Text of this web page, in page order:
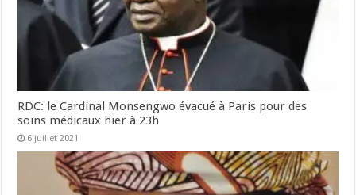
RDC: le Cardinal Monsengwo évacué à Paris pour des
soins médicaux hier à 23h
6 juillet 2021